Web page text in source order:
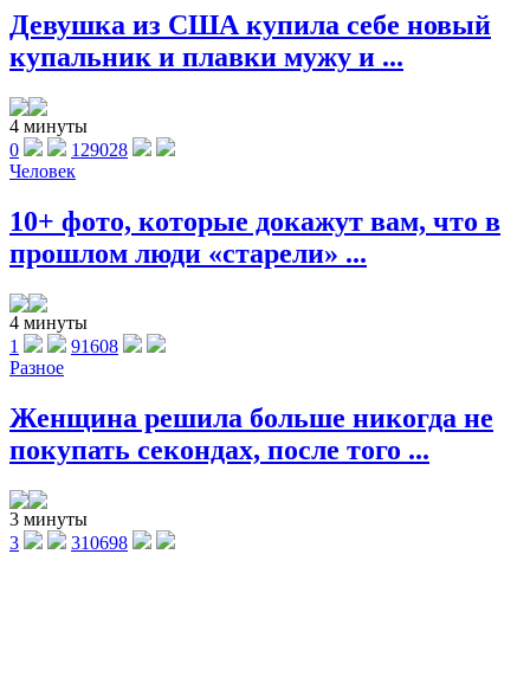
Девушка из США купила себе новый
купальник и плавки мужу и ...
4 минуты
0
129028
Человек
10+ фото, которые докажут вам, что в
прошлом люди «старели» ...
4 минуты
1
91608
Разное
Женщина решила больше никогда не
покупать секондах, после того ...
3 минуты
3
310698